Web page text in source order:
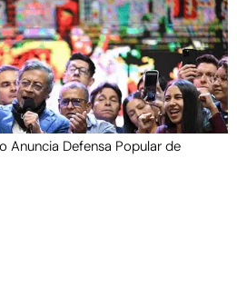
Anuncia Defensa Popular de